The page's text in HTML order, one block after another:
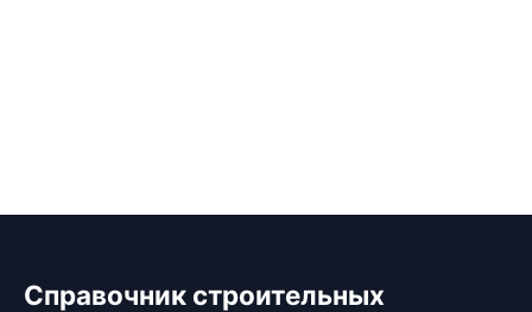
Справочник строительных